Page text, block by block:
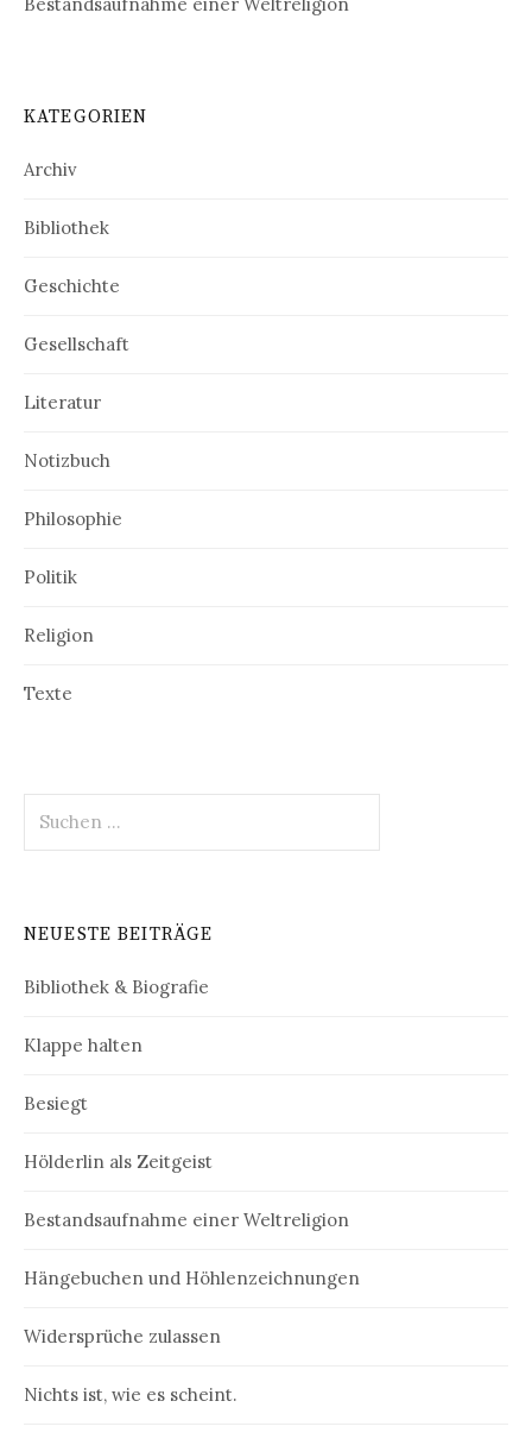
KATEGORIEN
Archiv
Bibliothek
Geschichte
Gesellschaft
Literatur
Notizbuch
Philosophie
Politik
Religion
Texte
nach:
NEUESTE BEITRÄGE
Bibliothek & Biografie
Klappe halten
Besiegt
Hölderlin als Zeitgeist
Bestandsaufnahme einer Weltreligion
Hängebuchen und Höhlenzeichnungen
Widersprüche zulassen
Nichts ist, wie es scheint.